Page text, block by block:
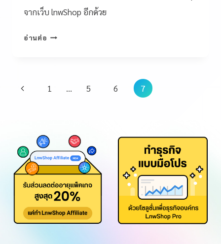
จากเว็บ lnwShop อีกด้วย
อ่านต่อ
1 … 5 6 7